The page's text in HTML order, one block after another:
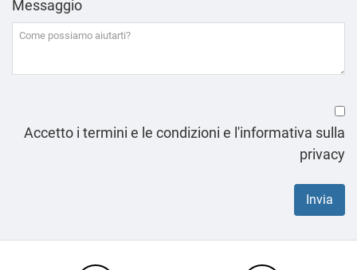
Messaggio
Accetto i termini e le condizioni e l'informativa sulla
privacy